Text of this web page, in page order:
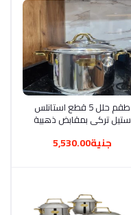
أضف إلى السلة
طقم حلل 5 قطع استانلس
ستيل تركي بمقابض ذهبية
جنية5,530.00